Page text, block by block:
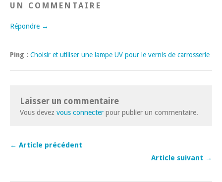
UN COMMENTAIRE
Répondre →
Ping : Choisir et utiliser une lampe UV pour le vernis de carrosserie
Laisser un commentaire
Vous devez vous connecter pour publier un commentaire.
← Article précédent
Article suivant →